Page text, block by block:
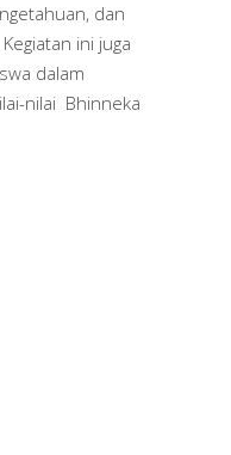
dan
ini juga
dalam
nilai Bhinneka